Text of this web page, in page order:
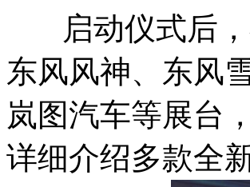
启动仪式后，
东风风神、东风
岚图汽车等展台
详细介绍多款全